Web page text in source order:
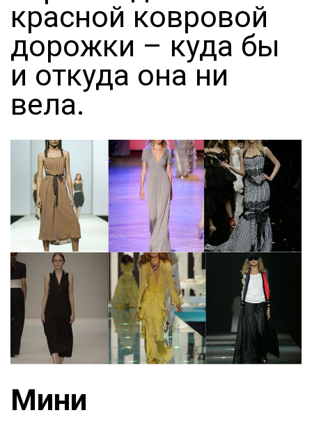
красной ковровой
дорожки – куда бы
и откуда она ни
вела.
Мини